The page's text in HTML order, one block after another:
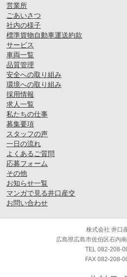
営業所
ごあいさつ
社内の様子
標準貨物自動車運送約款
サービス
車両一覧
品質管理
安全への取り組み
環境への取り組み
採用情報
求人一覧
私たちの仕事
募集要項
スタッフの声
一日の流れ
よくあるご質問
応募フォーム
その他
お知らせ一覧
マンガで見る井口産交
お問い合わせ
株式会社 井口
広島県広島市佐伯区石内
TEL 082-208-
FAX 082-208-